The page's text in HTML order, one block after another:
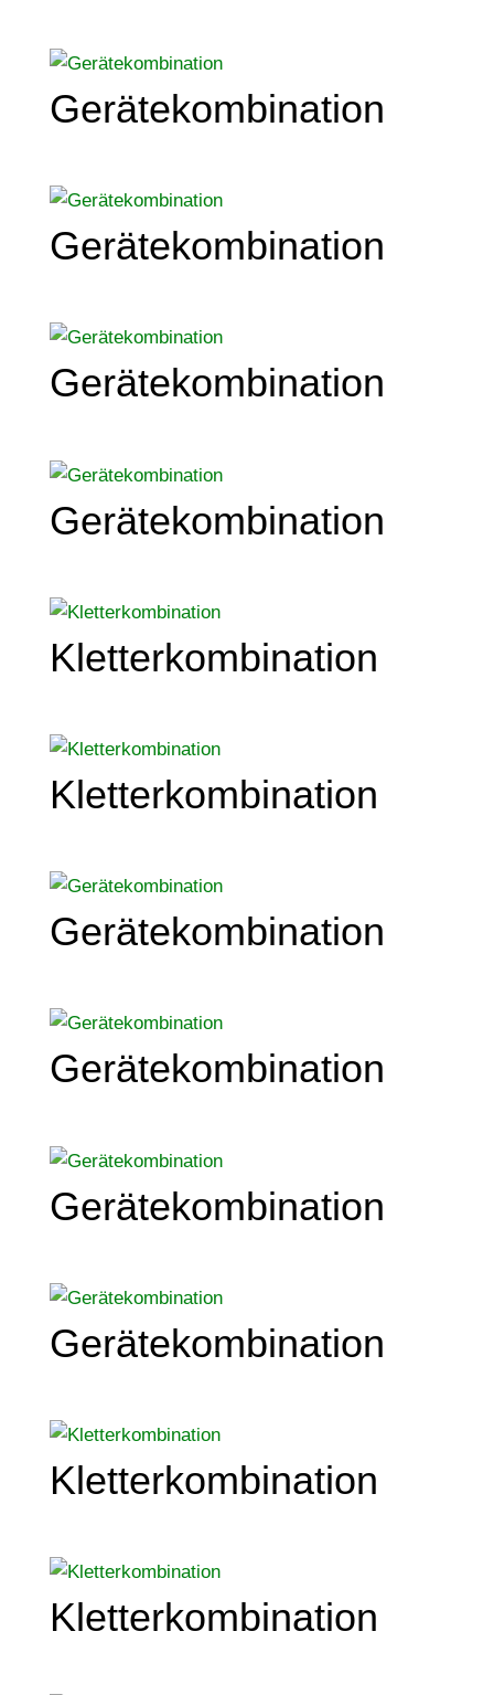
Gerätekombination
Gerätekombination
Gerätekombination
Gerätekombination
Kletterkombination
Kletterkombination
Gerätekombination
Gerätekombination
Gerätekombination
Gerätekombination
Kletterkombination
Kletterkombination